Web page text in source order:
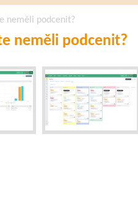
neměli podcenit?
neměli podcenit?